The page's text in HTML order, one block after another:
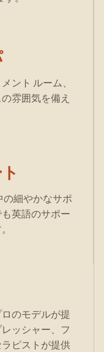
ント ルーム、
雰囲気を備え
細やかなサポ
英語のサポー
のモデルが提
ッシャー、フ
ピストが提供